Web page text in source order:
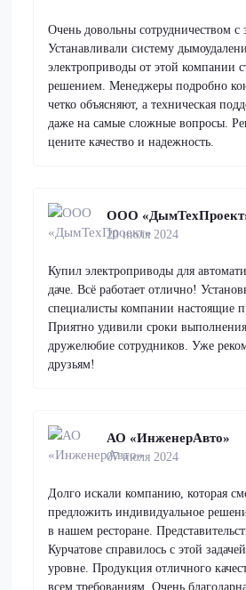
Очень довольны сотрудничеством с
Устанавливали систему
электроприводы от этой компании
решением. Менеджеры подробно
четко объясняют, а техническая
даже на самые сложные вопросы.
цените качество и надежность.
ООО
20 июля 2024
Купил электроприводы для
даче. Всё работает отлично!
специалисты компании настоящие
Приятно удивили сроки выполнения
дружелюбие сотрудников. Уже
друзьям!
АО «ИнженерАвто»
07 июля 2024
Долго искали компанию, которая
предложить индивидуальное
в нашем ресторане.
Курчатове справилось с этой
уровне. Продукция отличного
всем требованиям. Очень